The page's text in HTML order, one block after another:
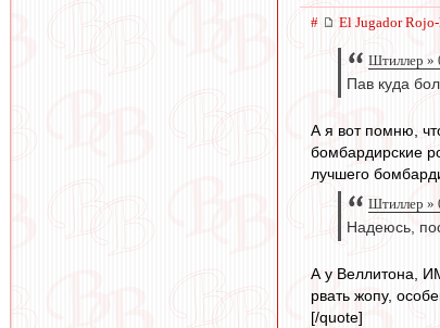
# El Jugador
Штиллер »
Пав куда
А я вот помню,
бомбардирские
лучшего
Штиллер »
Надеюсь,
А у Веллитона,
рвать жопу,
[/quote]